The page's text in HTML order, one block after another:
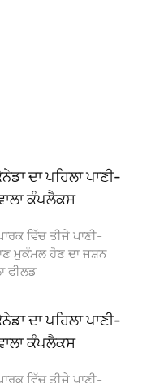
ਦਾ ਪਹਿਲਾ ਪਾਣੀ-
ਕੰਪਲੈਕਸ
ਵਿੱਚ ਤੀਜੇ ਪਾਣੀ-
ਮੁਕੰਮਲ ਹੋਣ ਦਾ ਜਸ਼ਨ
ਫੀਲਡ
ਦਾ ਪਹਿਲਾ ਪਾਣੀ-
ਕੰਪਲੈਕਸ
ਵਿੱਚ ਤੀਜੇ ਪਾਣੀ-